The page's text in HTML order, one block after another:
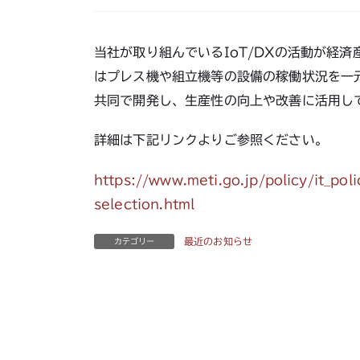
当社が取り組んでいるIoT/DXの活動が経
はプレス機や組立機等の設備の稼働状況を
共同で開発し、生産性の向上や改善に活用し
詳細は下記リンクよりご参照ください。
https://www.meti.go.jp/policy/
selection.html
カテゴリー 最近のお知らせ